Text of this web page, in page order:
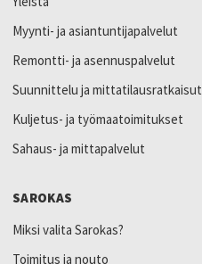
Myynti- ja asiantuntijapalvelut
Remontti- ja asennuspalvelut
Suunnittelu ja mittatilausratkaisut
Kuljetus- ja työmaatoimitukset
Sahaus- ja mittapalvelut
SAROKAS
Miksi valita Sarokas?
Toimitus ja nouto